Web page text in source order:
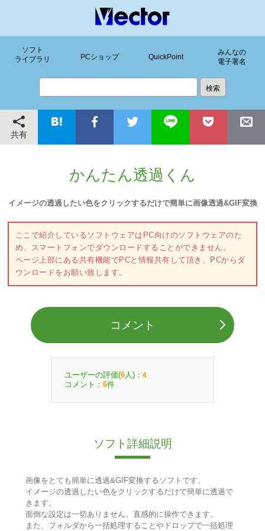
ソフト
ライブラリ
PCショップ QuickPoint
みんなの
電子署名
共有
かんたん透過くん
イメージの透過したい色をクリックするだけで簡単に画像透過&GIF変換
ここで紹介しているソフトウェアはPC向けのソフトウェアのた
め、スマートフォンでダウンロードすることができません。
ページ上部にある共有機能でPCと情報共有して頂き、PCからダ
ウンロードをお願い致します。
コメント
ユーザーの評価(6 人)： 4
コメント： 6件
ソフト詳細説明
画像をとても簡単に透過&GIF変換するソフトです。
イメージの透過したい色をクリックするだけで簡単に透過で
きます。
面倒な設定は一切ありません。直感的に操作できます。
また、フォルダから一括処理することやドロップで一括処理